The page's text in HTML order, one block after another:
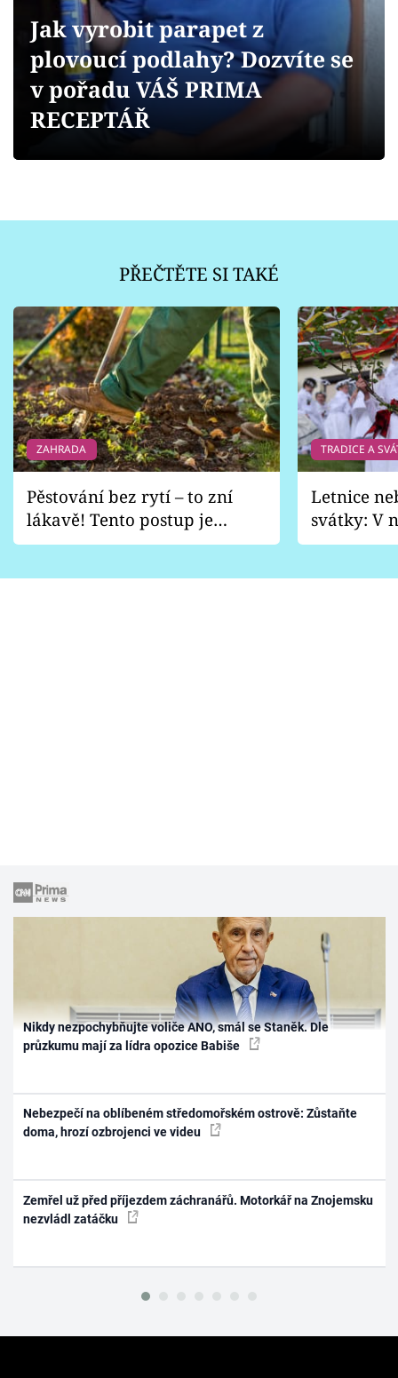
Přihlášení
Sledujte nás
Jak vyrobit parapet z
plovoucí podlahy? Dozvíte se
v pořadu VÁŠ PRIMA
RECEPTÁŘ
PŘEČTĚTE SI TAKÉ
ZAHRADA
Pěstování bez rytí – to zní
lákavě! Tento postup je
vhodný jen pro některé
TRADICE A
Letnice
svátky: V
pondělí
Nikdy nezpochybňujte voliče ANO, smál se Staněk. Dle
průzkumu mají za lídra opozice Babiše
Nebezpečí na oblíbeném středomořském ostrově: Zůstaňte
doma, hrozí ozbrojenci ve videu
Zemřel už před příjezdem záchranářů. Motorkář na Znojemsku
nezvládl zatáčku